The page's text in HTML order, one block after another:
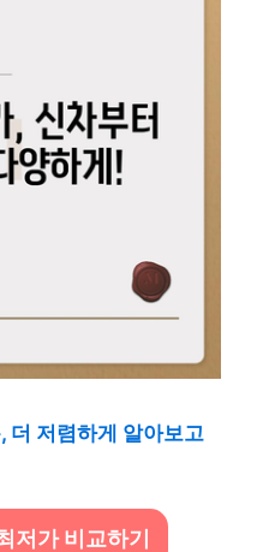
더 저렴하게 알아보고
저가 비교하기